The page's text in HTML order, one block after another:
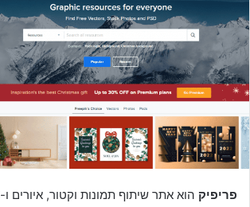
פריפיק הוא אתר שיתוף תמונות וקטור, איורים ו-PSD,